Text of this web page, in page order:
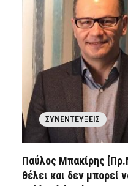
ΣΥΝΕΝΤΕΎΞΕΙΣ
Παύλος Μπακίρης
θέλει και δεν μπορεί